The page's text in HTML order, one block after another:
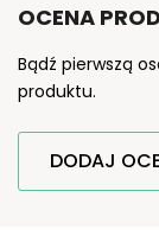
OCENA
Bądź pierwszą
produktu.
DODAJ